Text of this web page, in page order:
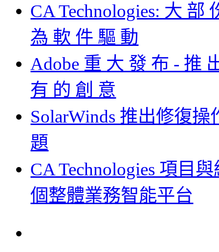
CA Technologies: 大 部
為 軟 件 驅 動
Adobe 重 大 發 布 - 推
有 的 創 意
SolarWinds 推出修復
題
CA Technologies 項目
個整體業務智能平台